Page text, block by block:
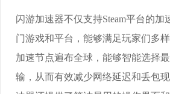
闪游加速器不仅支持Steam平台的加
门游戏和平台，能够满足玩家们多
加速节点遍布全球，能够智能选择
输，从而有效减少网络延迟和丢包